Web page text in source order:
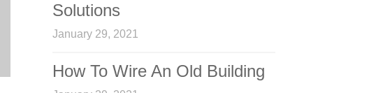
Solutions
January 29, 2021
How To Wire An Old Building